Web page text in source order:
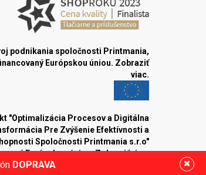
DOPRAVA
podnikania spoločnosti Printmania,
Európskou úniou. Zobraziť
viac.
"Optimalizácia Procesov a Digitálna
Pre Zvýšenie Efektívnosti a
Spoločnosti Printmania s.r.o"
Európskou úniou.Zobraziť viac.